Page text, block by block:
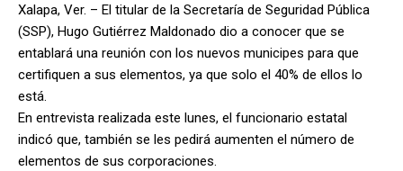
Xalapa, Ver. – El titular de la Secretaría de Seguridad Pública
(SSP), Hugo Gutiérrez Maldonado dio a conocer que se
entablará una reunión con los nuevos municipes para que
certifiquen a sus elementos, ya que solo el 40% de ellos lo
está.
En entrevista realizada este lunes, el funcionario estatal
indicó que, también se les pedirá aumenten el número de
elementos de sus corporaciones.